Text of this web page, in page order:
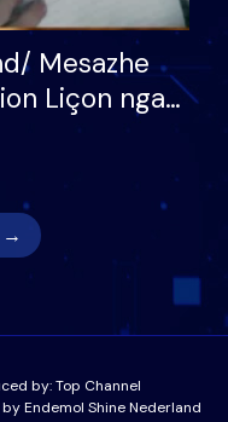
Mesazhe
Liçon nga
→
by:Top Channel
Endemol Shine Nederland